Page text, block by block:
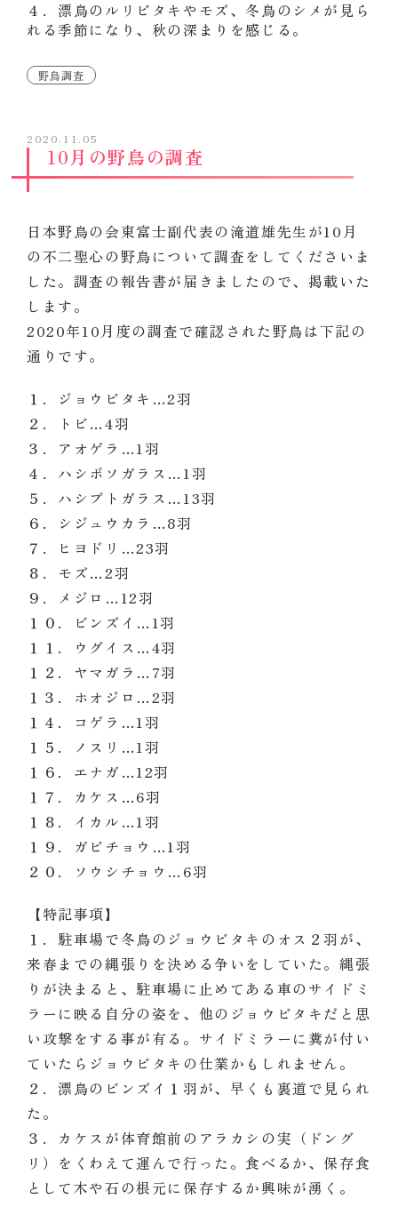
４．漂鳥のルリビタキやモズ、冬鳥のシメが見ら
れる季節になり、秋の深まりを感じる。
野鳥調査
2020.11.05
10月の野鳥の調査
日本野鳥の会東富士副代表の滝道雄先生が10月
の不二聖心の野鳥について調査をしてくださいま
した。調査の報告書が届きましたので、掲載いた
します。
2020年10月度の調査で確認された野鳥は下記の
通りです。
１．ジョウビタキ…2羽
２．トビ…4羽
３．アオゲラ …1羽
４．ハシボソガラス … 1羽
５．ハシブトガラス … 13羽
６．シジュウカラ …8羽
７．ヒヨドリ …23羽
８．モズ…2羽
９．メジロ … 12羽
１０．ビンズイ … 1羽
１１．ウグイス …4羽
１２．ヤマガラ … 7羽
１３．ホオジロ …2羽
１４．コゲラ …1羽
１５．ノスリ …1羽
１６．エナガ …12羽
１７．カケス …6羽
１８．イカル …1羽
１９．ガビチョウ …1羽
２０．ソウシチョウ … 6羽
【特記事項】
１．駐車場で冬鳥のジョウビタキのオス２羽が、
来春までの縄張りを決める争いをしていた。縄張
りが決まると、駐車場に止めてある車のサイドミ
ラーに映る自分の姿を、他のジョウビタキだと思
い攻撃をする事が有る。サイドミラーに糞が付い
ていたらジョウビタキの仕業かもしれません。
２．漂鳥のビンズイ１羽が、早くも裏道で見られ
た。
３．カケスが体育館前のアラカシの実（ドング
リ）をくわえて運んで行った。食べるか、保存食
として木や石の根元に保存するか興味が湧く。